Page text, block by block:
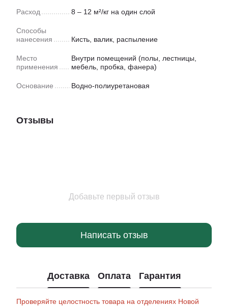
Расход 8 – 12 м²/кг на один слой
Способы
нанесения
Кисть, валик, распыление
Место
применения
Внутри помещений (полы, лестницы,
мебель, пробка, фанера)
Основание Водно-полиуретановая
Отзывы
Добавьте первый отзыв
Написать отзыв
Доставка Оплата Гарантия
Проверяйте целостность товара на отделениях Новой